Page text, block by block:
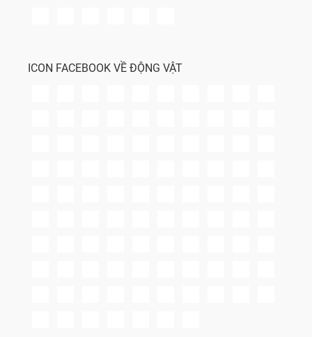
ICON FACEBOOK VỀ ĐỘNG VẬT